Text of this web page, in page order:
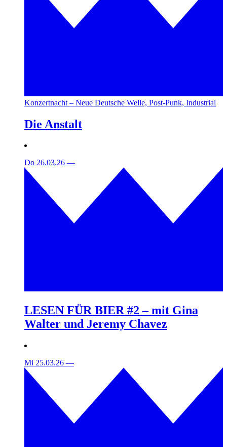
Konzertnacht – Neue Deutsche Welle, Post-Punk, Industrial
Die Anstalt
Do 26.03.26 —
LESEN FÜR BIER #2 – mit Gina
Walter und Jeremy Chavez
Mi 25.03.26 —